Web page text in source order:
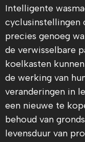
Intelligente
cyclusinstellingen
precies genoeg
de verwisselbare
koelkasten
de werking van
veranderingen in
een nieuwe te
behoud van
levensduur van